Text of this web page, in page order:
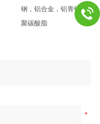
钢，铝合金，铝青铜，
聚碳酸脂